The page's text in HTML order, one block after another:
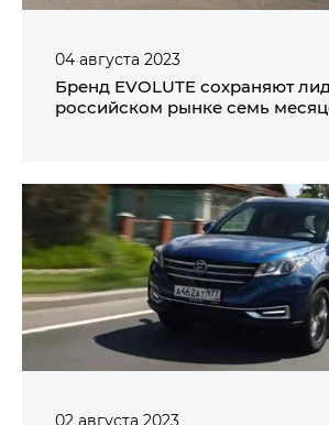
04 августа 2023
Бренд EVOLUTE сохраняют
российском рынке семь
02 августа 2023